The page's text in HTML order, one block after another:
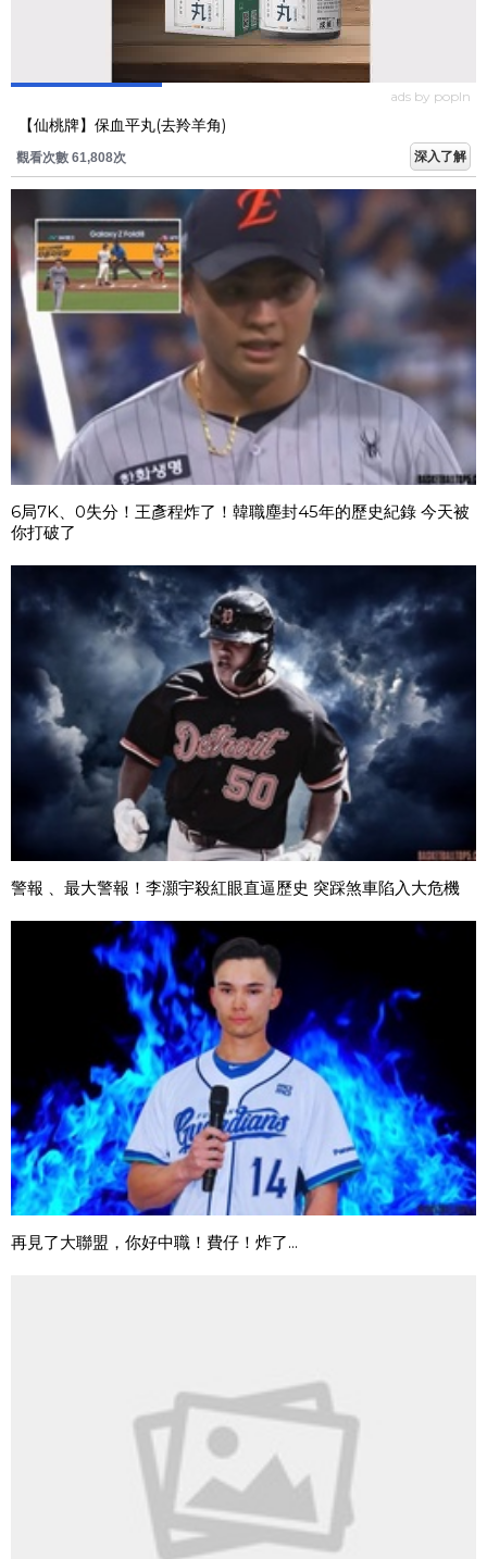
ads by popIn
【仙桃牌】保血平丸(去羚羊角)
觀看次數 61,808次 深入了解
6局7K、0失分！王彥程炸了！韓職塵封45年的歷史紀錄 今天被
你打破了
警報 、最大警報！李灝宇殺紅眼直逼歷史 突踩煞車陷入大危機
再見了大聯盟，你好中職！費仔！炸了...